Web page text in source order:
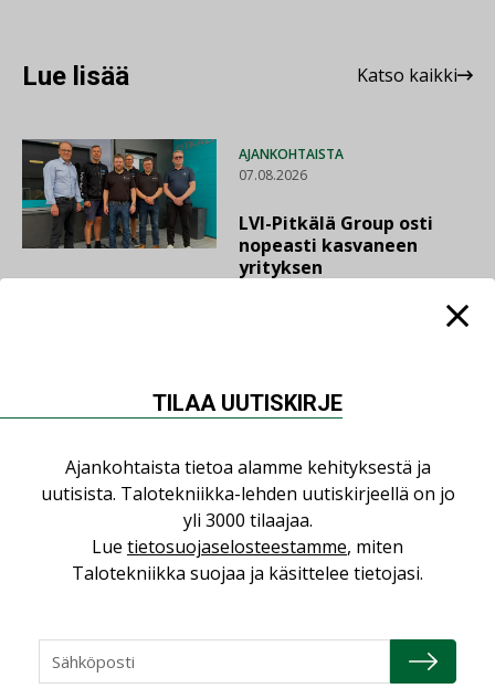
Lue lisää Katso kaikki
AJANKOHTAISTA
07.08.2026
LVI-Pitkälä Group osti
nopeasti kasvaneen
yrityksen
Puutteellinen eristys
AJANKOHTAISTA
05.08.2026
voimakkaasti: ”Tulevat
kilpailuedut syntyvät,
kun erilliset
TILAA UUTISKIRJE
Ajankohtaista tietoa alamme kehityksestä ja
uutisista. Talotekniikka-lehden uutiskirjeellä on jo
yli 3000 tilaajaa.
Lue tietosuojaselosteestamme, miten
Talotekniikka suojaa ja käsittelee tietojasi.